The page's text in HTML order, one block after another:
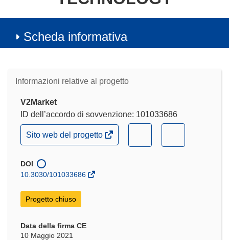
Scheda informativa
Informazioni relative al progetto
V2Market
ID dell’accordo di sovvenzione: 101033686
(si
apre
una
nuova
finestra)
Sito web del progetto
apre
apre
DOI
10.3030/101033686
Progetto chiuso
Data della firma CE
10 Maggio 2021